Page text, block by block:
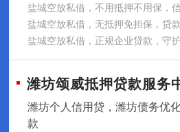
盐城空放私借，不用抵押不用保，
盐城空放私借，无抵押免担保，贷
盐城空放私借，正规企业贷款，守
潍坊颂威抵押贷款服务
潍坊个人信用贷，潍坊债务优
款